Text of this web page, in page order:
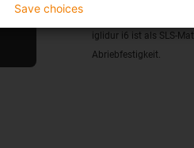
iglidur i6 ist als SLS-
Abriebfestigkeit.
Save choices